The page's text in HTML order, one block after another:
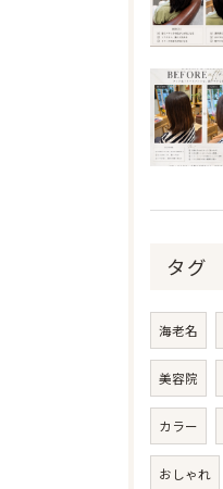
タグ
海老名
美容院
カラー
おしゃれ